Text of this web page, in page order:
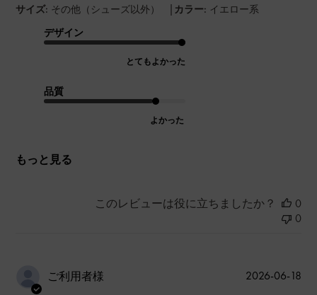
サイズ: その他（シューズ以外） | カラー: イエロー系
デザイン
とてもよかった
品質
よかった
もっと見る
このレビューは役に立ちましたか？
0
0
ご利用者様
公
2026-06-18